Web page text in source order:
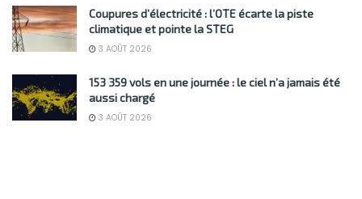
Coupures d’électricité : l’OTE écarte la piste
climatique et pointe la STEG
3 AOÛT 2026
153 359 vols en une journée : le ciel n’a jamais été
aussi chargé
3 AOÛT 2026